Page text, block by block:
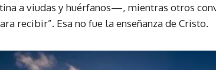
a viudas y huérfanos—, mientras otros
recibir”. Esa no fue la enseñanza de Cristo.